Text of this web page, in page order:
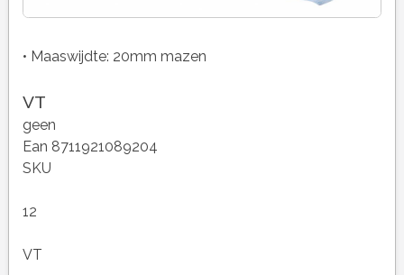
• Maaswijdte: 20mm mazen
VT
geen
Ean 8711921089204
SKU
12
VT